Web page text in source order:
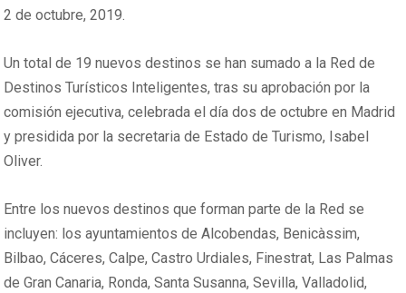
2 de octubre, 2019.
Un total de 19 nuevos destinos se han sumado a la Red de
Destinos Turísticos Inteligentes, tras su aprobación por la
comisión ejecutiva, celebrada el día dos de octubre en Madrid
y presidida por la secretaria de Estado de Turismo, Isabel
Oliver.
Entre los nuevos destinos que forman parte de la Red se
incluyen: los ayuntamientos de Alcobendas, Benicàssim,
Bilbao, Cáceres, Calpe, Castro Urdiales, Finestrat, Las Palmas
de Gran Canaria, Ronda, Santa Susanna, Sevilla, Valladolid,